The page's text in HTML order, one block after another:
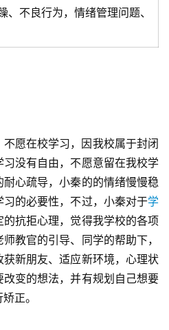
、不良行为，情绪管理问题、
愿在校学习，因我校属于封闭
没有自由，不愿意留在我校学
心疏导，小秦的的情绪慢慢稳
的必要性，不过，小秦对于学
抗拒心理，觉得我学校的各项
教官的引导、同学的帮助下，
新朋友、适应新环境，心理状
变的想法，并有规划自己想要
正。